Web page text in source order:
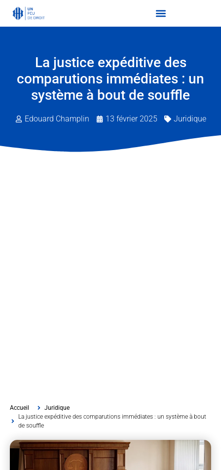
La justice expéditive des
comparutions immédiates : un
système à bout de souffle
Edouard Champlin 13 février 2025 Juridique
Accueil
Juridique
La justice expéditive des comparutions immédiates : un système à bout
de souffle